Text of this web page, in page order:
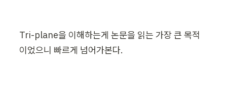
Tri-plane을 이해하는게 논문을 읽는 가장 큰 목적
이었으니 빠르게 넘어가본다.